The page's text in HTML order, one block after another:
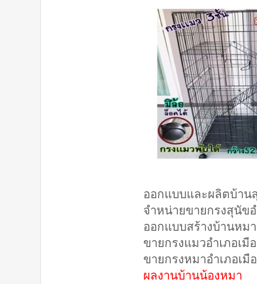
ออกแบบและผลิตบ้าน
จำหน่ายขายกรงสุนัข
ออกแบบสร้างบ้านหม
ขายกรงแมวอำเภอเมื
ขายกรงหมาอำเภอเมื
ผลงานบ้านน้องหมา